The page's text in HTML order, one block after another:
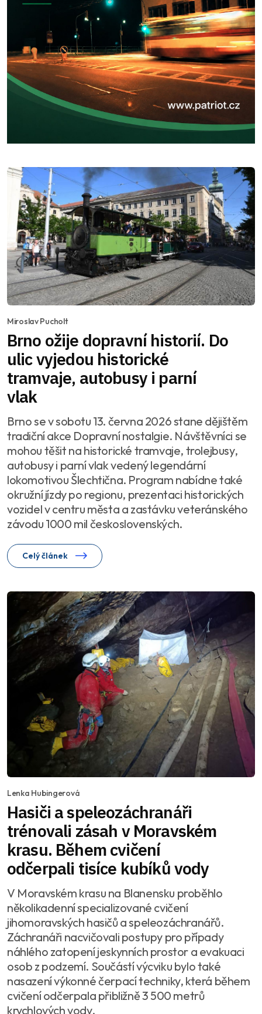
Miroslav Pucholt
Brno ožije dopravní historií. Do
ulic vyjedou historické
tramvaje, autobusy i parní
vlak
Brno se v sobotu 13. června 2026 stane dějištěm
tradiční akce Dopravní nostalgie. Návštěvníci se
mohou těšit na historické tramvaje, trolejbusy,
autobusy i parní vlak vedený legendární
lokomotivou Šlechtična. Program nabídne také
okružní jízdy po regionu, prezentaci historických
vozidel v centru města a zastávku veteránského
závodu 1000 mil československých.
Celý článek
Lenka Hubingerová
Hasiči a speleozáchranáři
trénovali zásah v Moravském
krasu. Během cvičení
odčerpali tisíce kubíků vody
V Moravském krasu na Blanensku proběhlo
několikadenní specializované cvičení
jihomoravských hasičů a speleozáchranářů.
Záchranáři nacvičovali postupy pro případy
náhlého zatopení jeskynních prostor a evakuaci
osob z podzemí. Součástí výcviku bylo také
nasazení výkonné čerpací techniky, která během
cvičení odčerpala přibližně 3 500 metrů
krychlových vody.